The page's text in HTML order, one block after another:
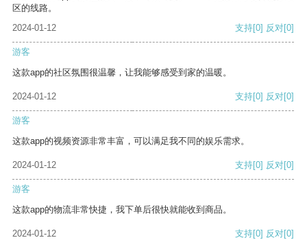
区的线路。
2024-01-12
支持[0] 反对[0]
游客
这款app的社区氛围很温馨，让我能够感受到家的温暖。
2024-01-12 支持[0] 反对[0]
游客
这款app的视频资源非常丰富，可以满足我不同的娱乐需求。
2024-01-12 支持[0] 反对[0]
游客
这款app的物流非常快捷，我下单后很快就能收到商品。
2024-01-12 支持[0] 反对[0]